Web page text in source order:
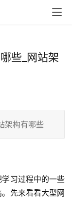
些_网站架
架构有哪些
习过程中的一些
先来看看大型网